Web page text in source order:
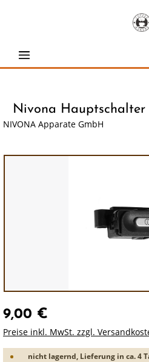
Nivona Hauptschalter
NIVONA Apparate GmbH
9,00 €
Preise inkl. MwSt. zzgl.
nicht lagernd, Lieferung in ca. 4